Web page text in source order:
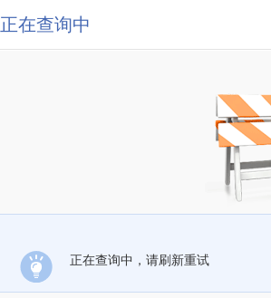
正在查询中
正在查询中，请刷新重试